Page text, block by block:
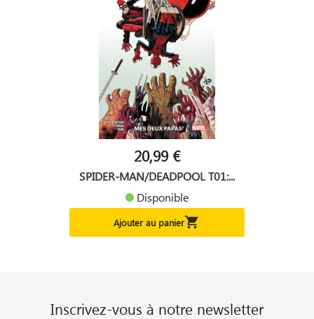
20,99 €
SPIDER-MAN/DEADPOOL T01:...
Disponible
Ajouter au panier
Inscrivez-vous à notre newsletter